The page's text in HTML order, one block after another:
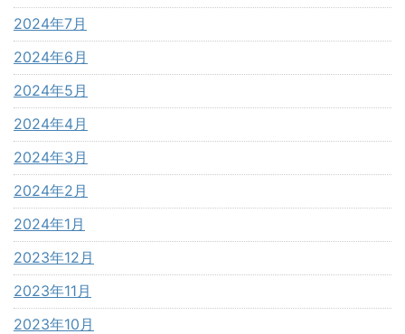
2024年7月
2024年6月
2024年5月
2024年4月
2024年3月
2024年2月
2024年1月
2023年12月
2023年11月
2023年10月